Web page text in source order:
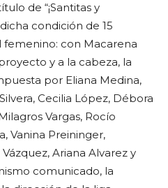
de “¡Santitas y
condición de 15
con Macarena
y a la cabeza, la
por Eliana Medina,
Cecilia López, Débora
Vargas, Rocío
Vanina Preininger,
Ariana Alvarez y
comunicado, la